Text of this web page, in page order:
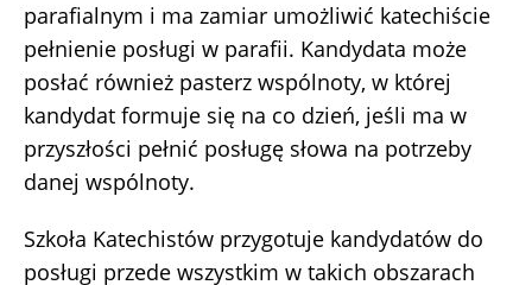
parafialnym i ma zamiar umożliwić katechiście
pełnienie posługi w parafii. Kandydata może
posłać również pasterz wspólnoty, w której
kandydat formuje się na co dzień, jeśli ma w
przyszłości pełnić posługę słowa na potrzeby
danej wspólnoty.
Szkoła Katechistów przygotuje kandydatów do
posługi przede wszystkim w takich obszarach